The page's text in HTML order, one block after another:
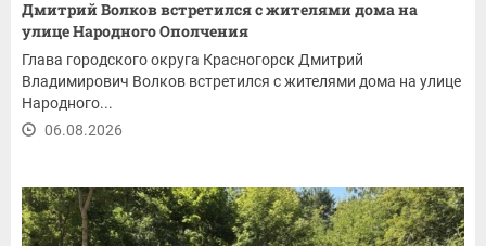
Дмитрий Волков встретился с жителями дома на
улице Народного Ополчения
Глава городского округа Красногорск Дмитрий
Владимирович Волков встретился с жителями дома на улице
Народного...
06.08.2026